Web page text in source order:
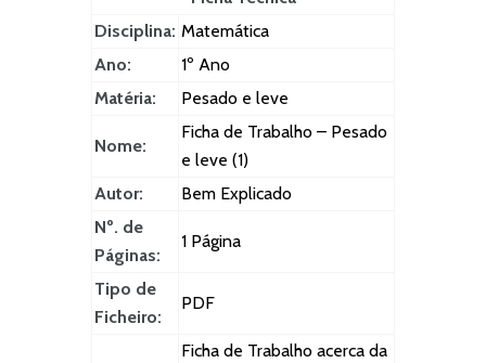
Disciplina: Matemática
Ano:
1º Ano
Matéria:
Pesado e leve
Nome:
Ficha de Trabalho – Pesado
e leve (1)
Autor:
Bem Explicado
Nº. de
Páginas:
1 Página
Tipo de
Ficheiro:
PDF
Ficha de Trabalho acerca da